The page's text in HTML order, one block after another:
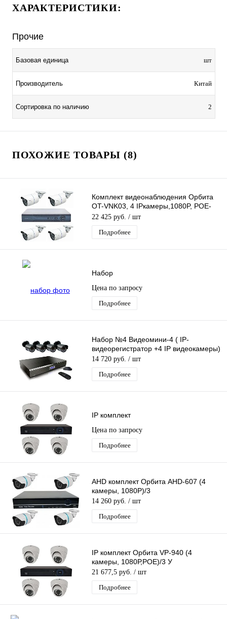
ХАРАКТЕРИСТИКИ:
Прочие
Базовая единица шт
Производитель Китай
Сортировка по наличию 2
ПОХОЖИЕ ТОВАРЫ (8)
Комплект видеонаблюдения Орбита
OT-VNK03, 4 IPкамеры,1080P, POE-
видеорегистратор, 4 кабеля по 18,3 м
22 425 руб. / шт
Подробнее
Набор
Цена по запросу
Подробнее
Набор №4 Видеомини-4 ( IP-
видеорегистратор +4 IP видеокамеры)
14 720 руб. / шт
Подробнее
IP комплект
Цена по запросу
Подробнее
AHD комплект Орбита AHD-607 (4
камеры, 1080Р)/3
14 260 руб. / шт
Подробнее
IP комплект Орбита VP-940 (4
камеры, 1080Р,РОЕ)/3 У
21 677,5 руб. / шт
Подробнее